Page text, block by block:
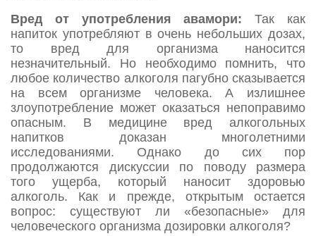
Вред от употребления авамори: Так как
напиток употребляют в очень небольших дозах,
то вред для организма наносится
незначительный. Но необходимо помнить, что
любое количество алкоголя пагубно сказывается
на всем организме человека. А излишнее
злоупотребление может оказаться непоправимо
опасным. В медицине вред алкогольных
напитков доказан многолетними
исследованиями. Однако до сих пор
продолжаются дискуссии по поводу размера
того ущерба, который наносит здоровью
алкоголь. Как и прежде, открытым остается
вопрос: существуют ли «безопасные» для
человеческого организма дозировки алкоголя?